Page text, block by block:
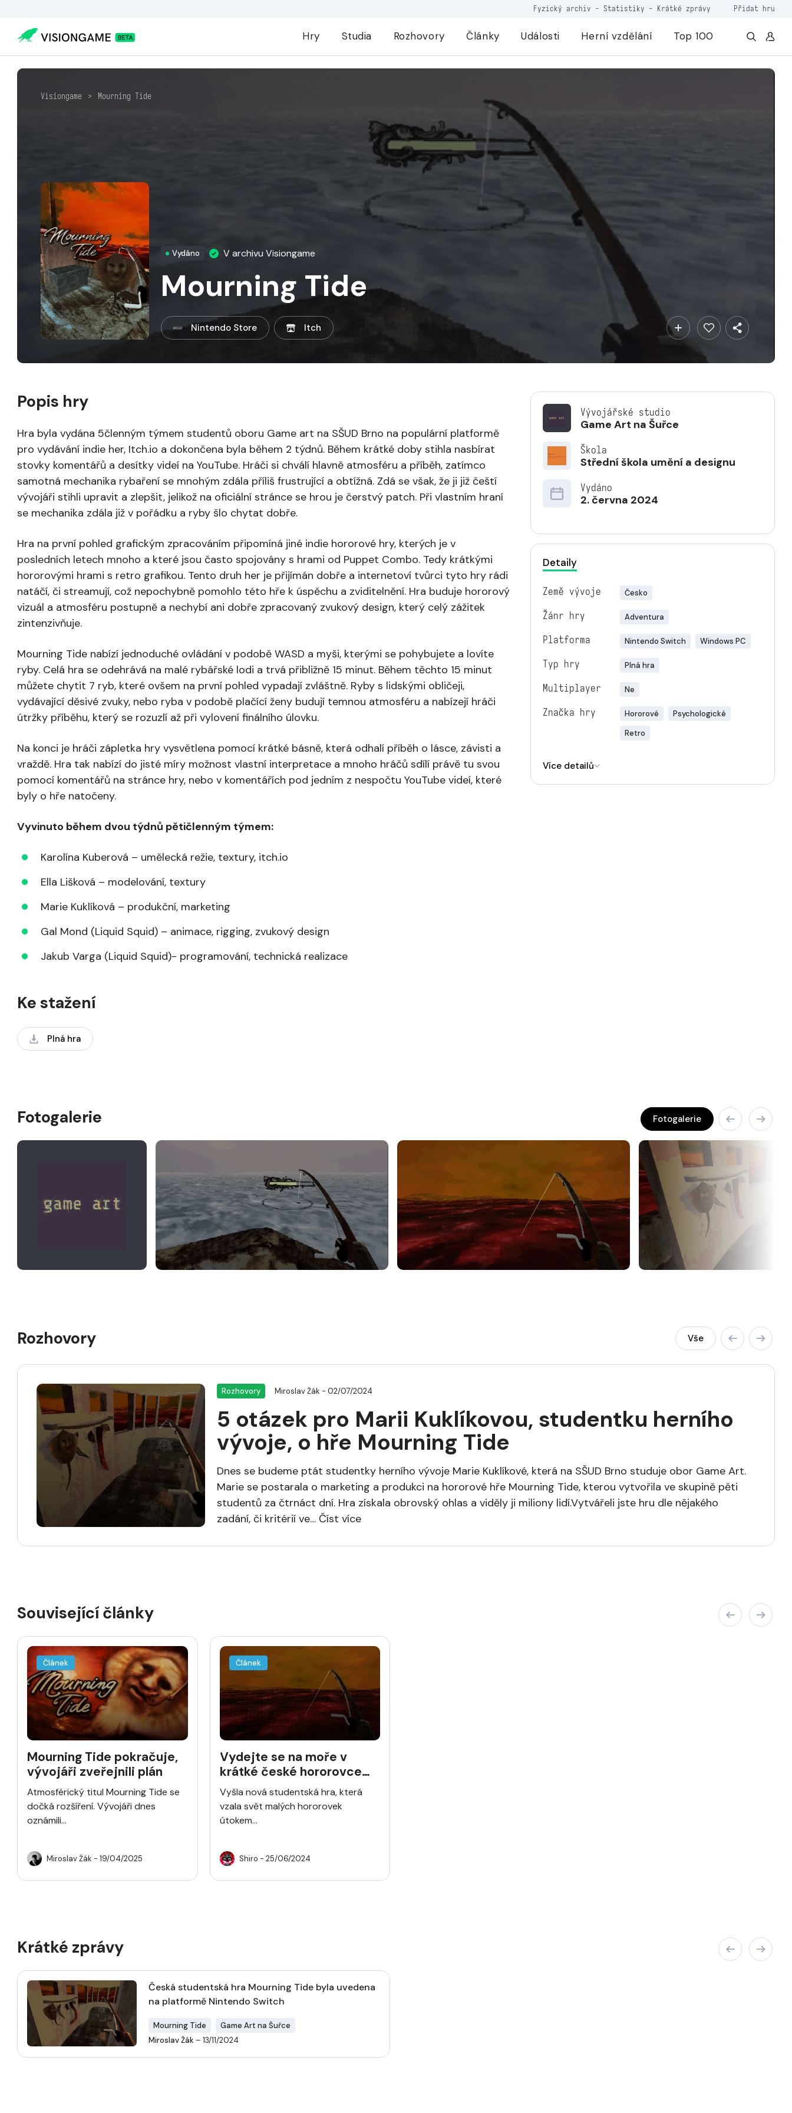
Fyzický archiv - Statistiky - Krátké zprávy Přidat hru
Hry Studia Rozhovory Články Události Herní vzdělání Top 100
Visiongame > Mourning Tide
Vydáno V archivu Visiongame
Mourning Tide
Nintendo Store Itch
Vývojářské studio
Game Art na Šuřce
Škola
Střední škola umění a designu
Vydáno
2. června 2024
Detaily
Země vývoje Česko
Žánr hry Adventura
Platforma Nintendo Switch Windows PC
Typ hry Plná hra
Multiplayer Ne
Značka hry Hororové
Psychologické
Retro
Více detailů
Popis hry
Hra byla vydána 5členným týmem studentů oboru Game art na SŠUD Brno na populární platformě
pro vydávání indie her, Itch.io a dokončena byla během 2 týdnů. Během krátké doby stihla nasbírat
stovky komentářů a desítky videí na YouTube. Hráči si chválí hlavně atmosféru a příběh, zatímco
samotná mechanika rybaření se mnohým zdála příliš frustrující a obtížná. Zdá se však, že ji již čeští
vývojáři stihli upravit a zlepšit, jelikož na oficiální stránce se hrou je čerstvý patch. Při vlastním hraní
se mechanika zdála již v pořádku a ryby šlo chytat dobře.
Hra na první pohled grafickým zpracováním připomíná jiné indie hororové hry, kterých je v
posledních letech mnoho a které jsou často spojovány s hrami od Puppet Combo. Tedy krátkými
hororovými hrami s retro grafikou. Tento druh her je přijímán dobře a internetoví tvůrci tyto hry rádi
natáčí, či streamují, což nepochybně pomohlo této hře k úspěchu a zviditelnění. Hra buduje hororový
vizuál a atmosféru postupně a nechybí ani dobře zpracovaný zvukový design, který celý zážitek
zintenzivňuje.
Mourning Tide nabízí jednoduché ovládání v podobě WASD a myši, kterými se pohybujete a lovíte
ryby. Celá hra se odehrává na malé rybářské lodi a trvá přibližně 15 minut. Během těchto 15 minut
můžete chytit 7 ryb, které ovšem na první pohled vypadají zvláštně. Ryby s lidskými obličeji,
vydávající děsivé zvuky, nebo ryba v podobě plačící ženy budují temnou atmosféru a nabízejí hráči
útržky příběhu, který se rozuzlí až při vylovení finálního úlovku.
Na konci je hráči zápletka hry vysvětlena pomocí krátké básně, která odhalí příběh o lásce, závisti a
vraždě. Hra tak nabízí do jisté míry možnost vlastní interpretace a mnoho hráčů sdílí právě tu svou
pomocí komentářů na stránce hry, nebo v komentářích pod jedním z nespočtu YouTube videí, které
byly o hře natočeny.
Vyvinuto během dvou týdnů pětičlenným týmem:
Karolína Kuberová – umělecká režie, textury, itch.io
Ella Lišková – modelování, textury
Marie Kuklíková – produkční, marketing
Gal Mond (Liquid Squid) – animace, rigging, zvukový design
Jakub Varga (Liquid Squid)- programování, technická realizace
Ke stažení
Plná hra
Fotogalerie Fotogalerie
Rozhovory Vše
Rozhovory Miroslav Žák - 02/07/2024
5 otázek pro Marii Kuklíkovou, studentku herního
vývoje, o hře Mourning Tide
Dnes se budeme ptát studentky herního vývoje Marie Kuklíkové, která na SŠUD Brno studuje obor Game Art.
Marie se postarala o marketing a produkci na hororové hře Mourning Tide, kterou vytvořila ve skupině pěti
studentů za čtrnáct dní. Hra získala obrovský ohlas a viděly ji miliony lidí.Vytvářeli jste hru dle nějakého
zadání, či kritérií ve… Číst více
Související články
Článek
Mourning Tide pokračuje,
vývojáři zveřejnili plán
Atmosférický titul Mourning Tide se
dočká rozšíření. Vývojáři dnes
oznámili...
Miroslav Žák - 19/04/2025
Článek
Vydejte se na moře v
krátké české hororovce
Mourning Tide
Vyšla nová studentská hra, která
vzala svět malých hororovek
útokem...
Shiro - 25/06/2024
Krátké zprávy
Česká studentská hra Mourning Tide byla uvedena
na platformě Nintendo Switch
Mourning Tide
Game Art na Šuřce
Miroslav Žák – 13/11/2024